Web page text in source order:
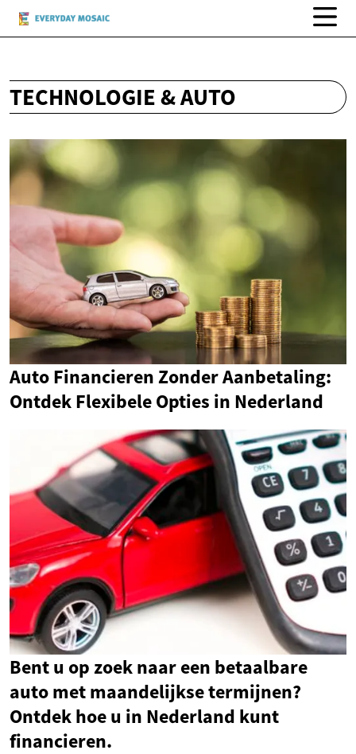
TECHNOLOGIE & AUTO
Auto Financieren Zonder Aanbetaling:
Ontdek Flexibele Opties in Nederland
Bent u op zoek naar een betaalbare
auto met maandelijkse termijnen?
Ontdek hoe u in Nederland kunt
financieren.